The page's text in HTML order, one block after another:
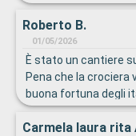
Roberto B.
01/05/2026
È stato un cantiere
Pena che la crociera
buona fortuna degli
Carmela laura rita